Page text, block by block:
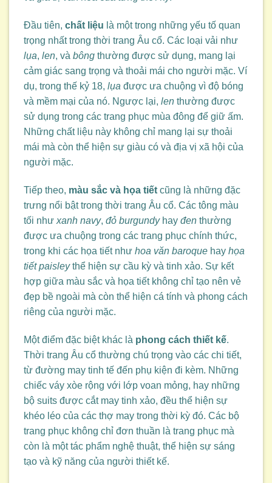
Đầu tiên, chất liệu là một trong những yếu tố quan
trọng nhất trong thời trang Âu cổ. Các loại vải như
lụa, len, và bông thường được sử dụng, mang lại
cảm giác sang trọng và thoải mái cho người mặc. Ví
dụ, trong thế kỷ 18, lụa được ưa chuộng vì độ bóng
và mềm mại của nó. Ngược lại, len thường được
sử dụng trong các trang phục mùa đông để giữ ấm.
Những chất liệu này không chỉ mang lại sự thoải
mái mà còn thể hiện sự giàu có và địa vị xã hội của
người mặc.
Tiếp theo, màu sắc và họa tiết cũng là những đặc
trưng nổi bật trong thời trang Âu cổ. Các tông màu
tối như xanh navy, đỏ burgundyhay đen thường
được ưa chuộng trong các trang phục chính thức,
trong khi các họa tiết như hoa văn baroque hay họa
tiết paisleythể hiện sự cầu kỳ và tinh xảo. Sự kết
hợp giữa màu sắc và họa tiết không chỉ tạo nên vẻ
đẹp bề ngoài mà còn thể hiện cá tính và phong cách
riêng của người mặc.
Một điểm đặc biệt khác là phong cách thiết kế.
Thời trang Âu cổ thường chú trọng vào các chi tiết,
từ đường may tinh tế đến phụ kiện đi kèm. Những
chiếc váy xòe rộng với lớp voan mỏng, hay những
bộ suits được cắt may tinh xảo, đều thể hiện sự
khéo léo của các thợ may trong thời kỳ đó. Các bộ
trang phục không chỉ đơn thuần là trang phục mà
còn là một tác phẩm nghệ thuật, thể hiện sự sáng
tạo và kỹ năng của người thiết kế.